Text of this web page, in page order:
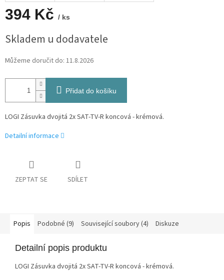
394 Kč / ks
cena:
Skladem u dodavatele
Můžeme doručit do: 11.8.2026
Přidat do košíku
LOGI Zásuvka dvojitá 2x SAT-TV-R koncová - krémová.
Detailní informace
ZEPTAT SE SDÍLET
Popis Podobné (9) Související soubory (4) Diskuze
Detailní popis produktu
LOGI Zásuvka dvojitá 2x SAT-TV-R koncová - krémová.